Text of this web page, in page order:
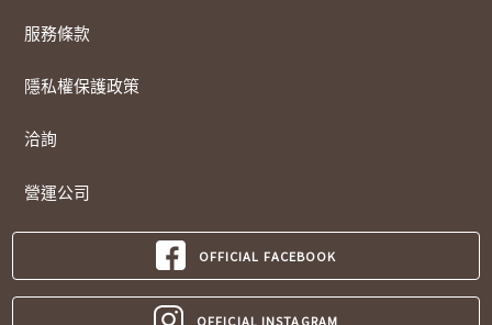
服務條款
隱私權保護政策
洽詢
營運公司
OFFICIAL FACEBOOK
OFFICIAL INSTAGRAM